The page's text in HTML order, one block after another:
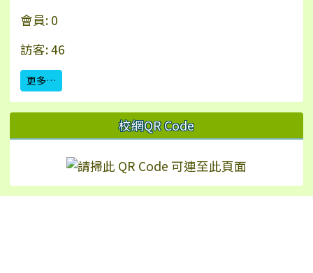
會員: 0
訪客: 46
更多…
校網QR Code